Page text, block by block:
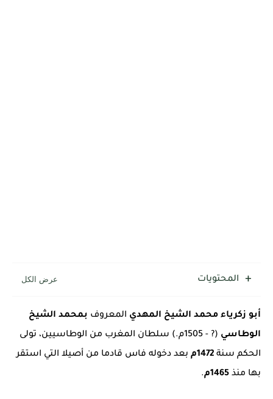
المحتويات
أبو زكرياء محمد الشيخ المهدي المعروف بمحمد الشيخ
الوطاسي
(? - 1505م.) سلطان المغرب من الوطاسيين، تولى
الحكم سنة 1472م
بعد دخوله فاس قادما من أصيلا التي استقر
بها منذ 1465م .